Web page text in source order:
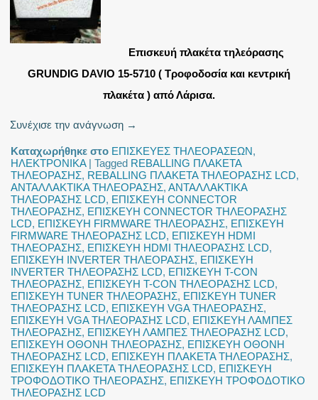
Επισκευή πλακέτα τηλεόρασης
GRUNDIG DAVIO 15-5710 ( Τροφοδοσία και κεντρική
πλακέτα ) από Λάρισα.
Συνέχισε την ανάγνωση →
Καταχωρήθηκε στο ΕΠΙΣΚΕΥΕΣ ΤΗΛΕΟΡΑΣΕΩΝ,
ΗΛΕΚΤΡΟΝΙΚΑ|Tagged REBALLING ΠΛΑΚΕΤΑ
ΤΗΛΕΟΡΑΣΗΣ, REBALLING ΠΛΑΚΕΤΑ ΤΗΛΕΟΡΑΣΗΣ LCD,
ΑΝΤΑΛΛΑΚΤΙΚΑ ΤΗΛΕΟΡΑΣΗΣ,ΑΝΤΑΛΛΑΚΤΙΚΑ
ΤΗΛΕΟΡΑΣΗΣ LCD, ΕΠΙΣΚΕΥΗ CONNECTOR
ΤΗΛΕΟΡΑΣΗΣ, ΕΠΙΣΚΕΥΗ CONNECTOR ΤΗΛΕΟΡΑΣΗΣ
LCD, ΕΠΙΣΚΕΥΗ FIRMWARE ΤΗΛΕΟΡΑΣΗΣ, ΕΠΙΣΚΕΥΗ
FIRMWARE ΤΗΛΕΟΡΑΣΗΣ LCD, ΕΠΙΣΚΕΥΗ HDMI
ΤΗΛΕΟΡΑΣΗΣ, ΕΠΙΣΚΕΥΗ HDMI ΤΗΛΕΟΡΑΣΗΣ LCD,
ΕΠΙΣΚΕΥΗ INVERTER ΤΗΛΕΟΡΑΣΗΣ, ΕΠΙΣΚΕΥΗ
INVERTER ΤΗΛΕΟΡΑΣΗΣ LCD, ΕΠΙΣΚΕΥΗ T-CON
ΤΗΛΕΟΡΑΣΗΣ, ΕΠΙΣΚΕΥΗ T-CON ΤΗΛΕΟΡΑΣΗΣ LCD,
ΕΠΙΣΚΕΥΗ TUNER ΤΗΛΕΟΡΑΣΗΣ, ΕΠΙΣΚΕΥΗ TUNER
ΤΗΛΕΟΡΑΣΗΣ LCD, ΕΠΙΣΚΕΥΗ VGA ΤΗΛΕΟΡΑΣΗΣ,
ΕΠΙΣΚΕΥΗ VGA ΤΗΛΕΟΡΑΣΗΣ LCD, ΕΠΙΣΚΕΥΗ ΛΑΜΠΕΣ
ΤΗΛΕΟΡΑΣΗΣ, ΕΠΙΣΚΕΥΗ ΛΑΜΠΕΣ ΤΗΛΕΟΡΑΣΗΣ LCD,
ΕΠΙΣΚΕΥΗ ΟΘΟΝΗ ΤΗΛΕΟΡΑΣΗΣ, ΕΠΙΣΚΕΥΗ ΟΘΟΝΗ
ΤΗΛΕΟΡΑΣΗΣ LCD, ΕΠΙΣΚΕΥΗ ΠΛΑΚΕΤΑ ΤΗΛΕΟΡΑΣΗΣ,
ΕΠΙΣΚΕΥΗ ΠΛΑΚΕΤΑ ΤΗΛΕΟΡΑΣΗΣ LCD, ΕΠΙΣΚΕΥΗ
ΤΡΟΦΟΔΟΤΙΚΟ ΤΗΛΕΟΡΑΣΗΣ, ΕΠΙΣΚΕΥΗ ΤΡΟΦΟΔΟΤΙΚΟ
ΤΗΛΕΟΡΑΣΗΣ LCD